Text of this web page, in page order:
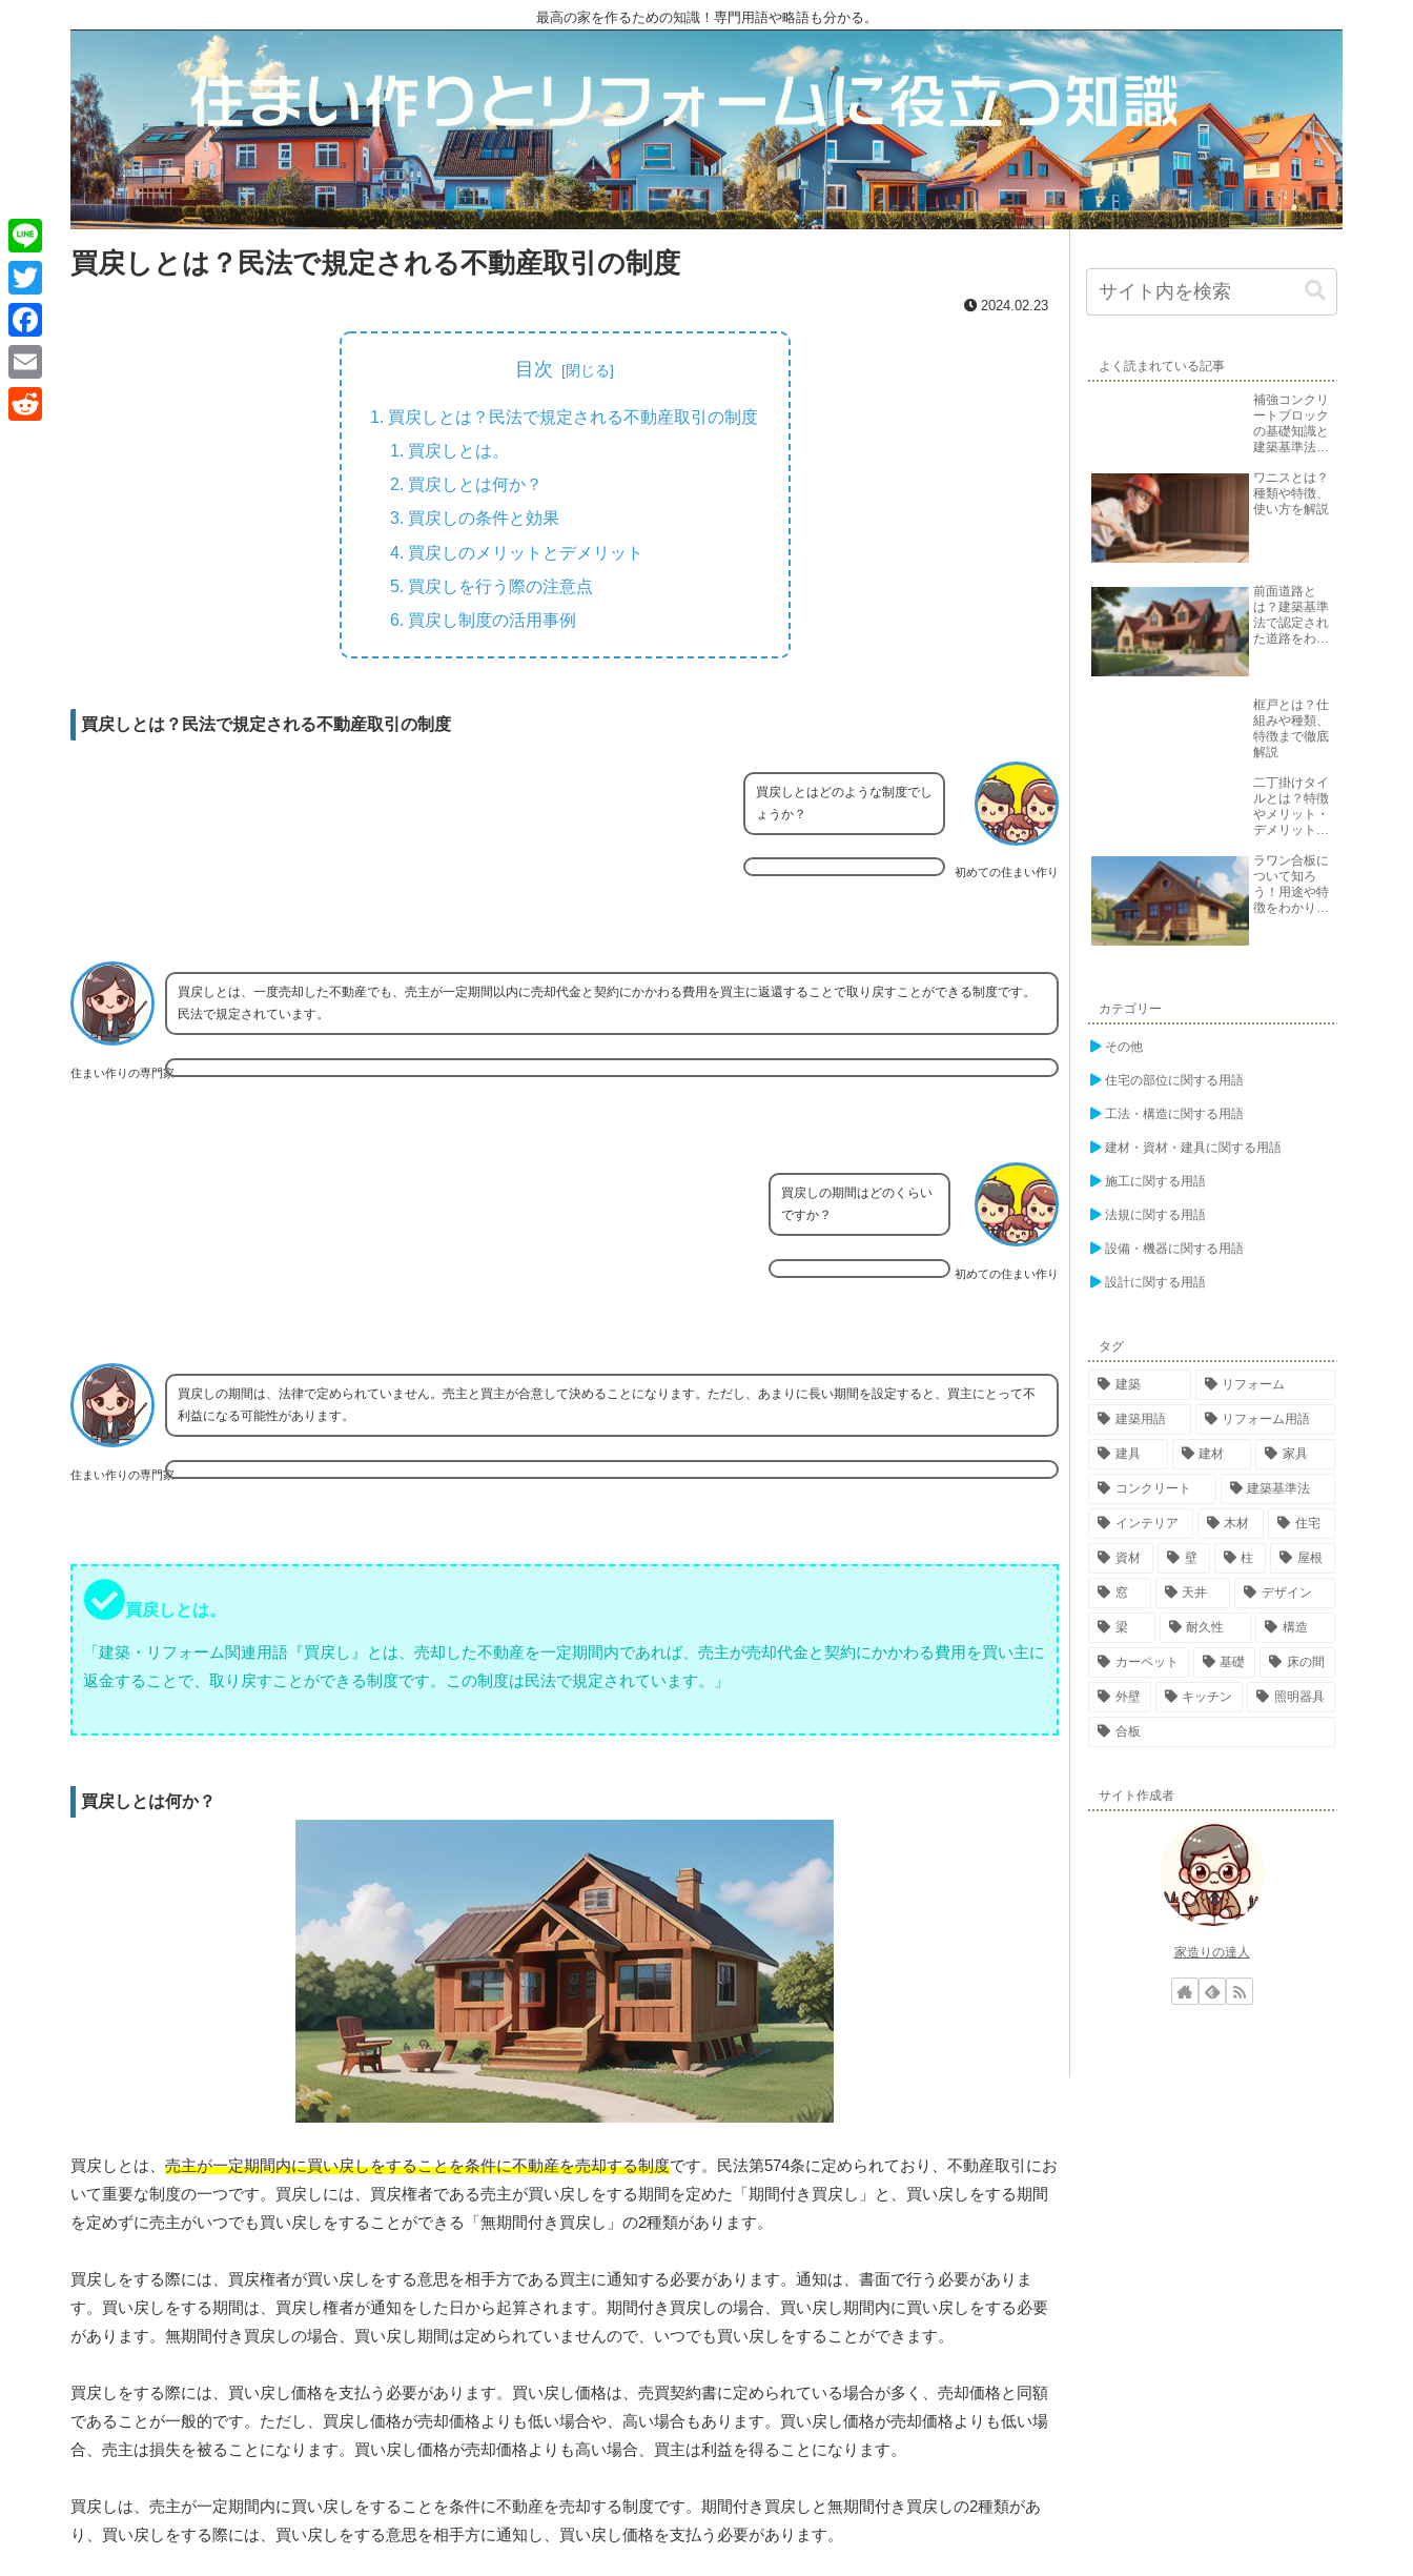
最高の家を作るための知識！専門用語や略語も分かる。
買戻しとは？民法で規定される不動産取引の制度
2024.02.23
目次
買戻しとは？民法で規定される不動産取引の制度
買戻しとは。
買戻しとは何か？
買戻しの条件と効果
買戻しのメリットとデメリット
買戻しを行う際の注意点
買戻し制度の活用事例
買戻しとは？民法で規定される不動産取引の制度
初めての住まい作り
買戻しとはどのような制度でし
ょうか？
住まい作りの専門家
買戻しとは、一度売却した不動産でも、売主が一定期間以内に売却代金と契約にかかわる費用を買主に返還することで取り戻すことができる制度です。
民法で規定されています。
初めての住まい作り
買戻しの期間はどのくらい
ですか？
住まい作りの専門家
買戻しの期間は、法律で定められていません。売主と買主が合意して決めることになります。ただし、あまりに長い期間を設定すると、買主にとって不
利益になる可能性があります。
買戻しとは。
「建築・リフォーム関連用語『買戻し』とは、売却した不動産を一定期間内であれば、売主が売却代金と契約にかかわる費用を買い主に
返金することで、取り戻すことができる制度です。この制度は民法で規定されています。」
買戻しとは何か？
買戻しとは、 売主が一定期間内に買い戻しをすることを条件に不動産を売却する制度です。民法第574条に定められており、不動産取引にお
いて重要な制度の一つです。買戻しには、買戻権者である売主が買い戻しをする期間を定めた「期間付き買戻し」と、買い戻しをする期間
を定めずに売主がいつでも買い戻しをすることができる「無期間付き買戻し」の2種類があります。
買戻しをする際には、買戻権者が買い戻しをする意思を相手方である買主に通知する必要があります。通知は、書面で行う必要がありま
す。買い戻しをする期間は、買戻し権者が通知をした日から起算されます。期間付き買戻しの場合、買い戻し期間内に買い戻しをする必要
があります。無期間付き買戻しの場合、買い戻し期間は定められていませんので、いつでも買い戻しをすることができます。
買戻しをする際には、買い戻し価格を支払う必要があります。買い戻し価格は、売買契約書に定められている場合が多く、売却価格と同額
であることが一般的です。ただし、買戻し価格が売却価格よりも低い場合や、高い場合もあります。買い戻し価格が売却価格よりも低い場
合、売主は損失を被ることになります。買い戻し価格が売却価格よりも高い場合、買主は利益を得ることになります。
買戻しは、売主が一定期間内に買い戻しをすることを条件に不動産を売却する制度です。期間付き買戻しと無期間付き買戻しの2種類があ
り、買い戻しをする際には、買い戻しをする意思を相手方に通知し、買い戻し価格を支払う必要があります。
よく読まれている記事
補強コンクリ
ートブロック
の基礎知識と
建築基準法上
ワニスとは？
種類や特徴、
使い方を解説
前面道路と
は？建築基準
法で認定され
た道路をわか
框戸とは？仕
組みや種類、
特徴まで徹底
解説
二丁掛けタイ
ルとは？特徴
やメリット・
デメリットを
ラワン合板に
ついて知ろ
う！用途や特
徴をわかりや
カテゴリー
その他
住宅の部位に関する用語
工法・構造に関する用語
建材・資材・建具に関する用語
施工に関する用語
法規に関する用語
設備・機器に関する用語
設計に関する用語
タグ
建築 リフォーム
建築用語 リフォーム用語
建具 建材 家具
コンクリート 建築基準法
インテリア 木材 住宅
資材 壁 柱 屋根
窓 天井 デザイン
梁 耐久性 構造
カーペット 基礎 床の間
外壁 キッチン 照明器具
合板
サイト作成者
家造りの達人
L
i
n
e
T
w
i
t
F
a
c
E